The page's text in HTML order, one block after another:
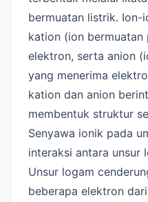
bermuatan listrik.
kation (ion
elektron, serta anion
yang menerima
kation dan anion
membentuk struktur
Senyawa ionik pada
interaksi antara unsur
Unsur logam
beberapa elektron